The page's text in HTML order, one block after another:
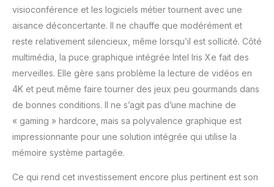
visioconférence et les logiciels métier tournent avec une
aisance déconcertante. Il ne chauffe que modérément et
reste relativement silencieux, même lorsqu’il est sollicité. Côté
multimédia, la puce graphique intégrée Intel Iris Xe fait des
merveilles. Elle gère sans problème la lecture de vidéos en
4K et peut même faire tourner des jeux peu gourmands dans
de bonnes conditions. Il ne s’agit pas d’une machine de
« gaming » hardcore, mais sa polyvalence graphique est
impressionnante pour une solution intégrée qui utilise la
mémoire système partagée.
Ce qui rend cet investissement encore plus pertinent est son